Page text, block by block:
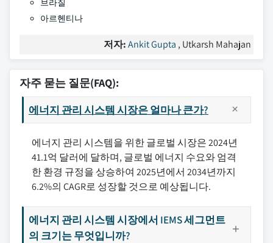
브라질
아르헨티나
저자:Ankit Gupta , Utkarsh Mahajan
자주 묻는 질문(FAQ):
에너지 관리 시스템 시장은 얼마나 큰가?
에너지 관리 시스템을 위한 글로벌 시장은 2024년
41.1억 달러에 달하며, 글로벌 에너지 수요와 엄격
한 환경 규정을 상승하여 2025년에서 2034년까지
6.2%의 CAGR로 성장할 것으로 예상됩니다.
에너지 관리 시스템 시장에서 IEMS 세그먼트
의 크기는 무엇입니까?